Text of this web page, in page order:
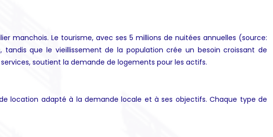
manchois. Le tourisme, avec ses 5 millions de nuitées annuelles (source:
que le vieillissement de la population crée un besoin croissant de
soutient la demande de logements pour les actifs.
location adapté à la demande locale et à ses objectifs. Chaque type de